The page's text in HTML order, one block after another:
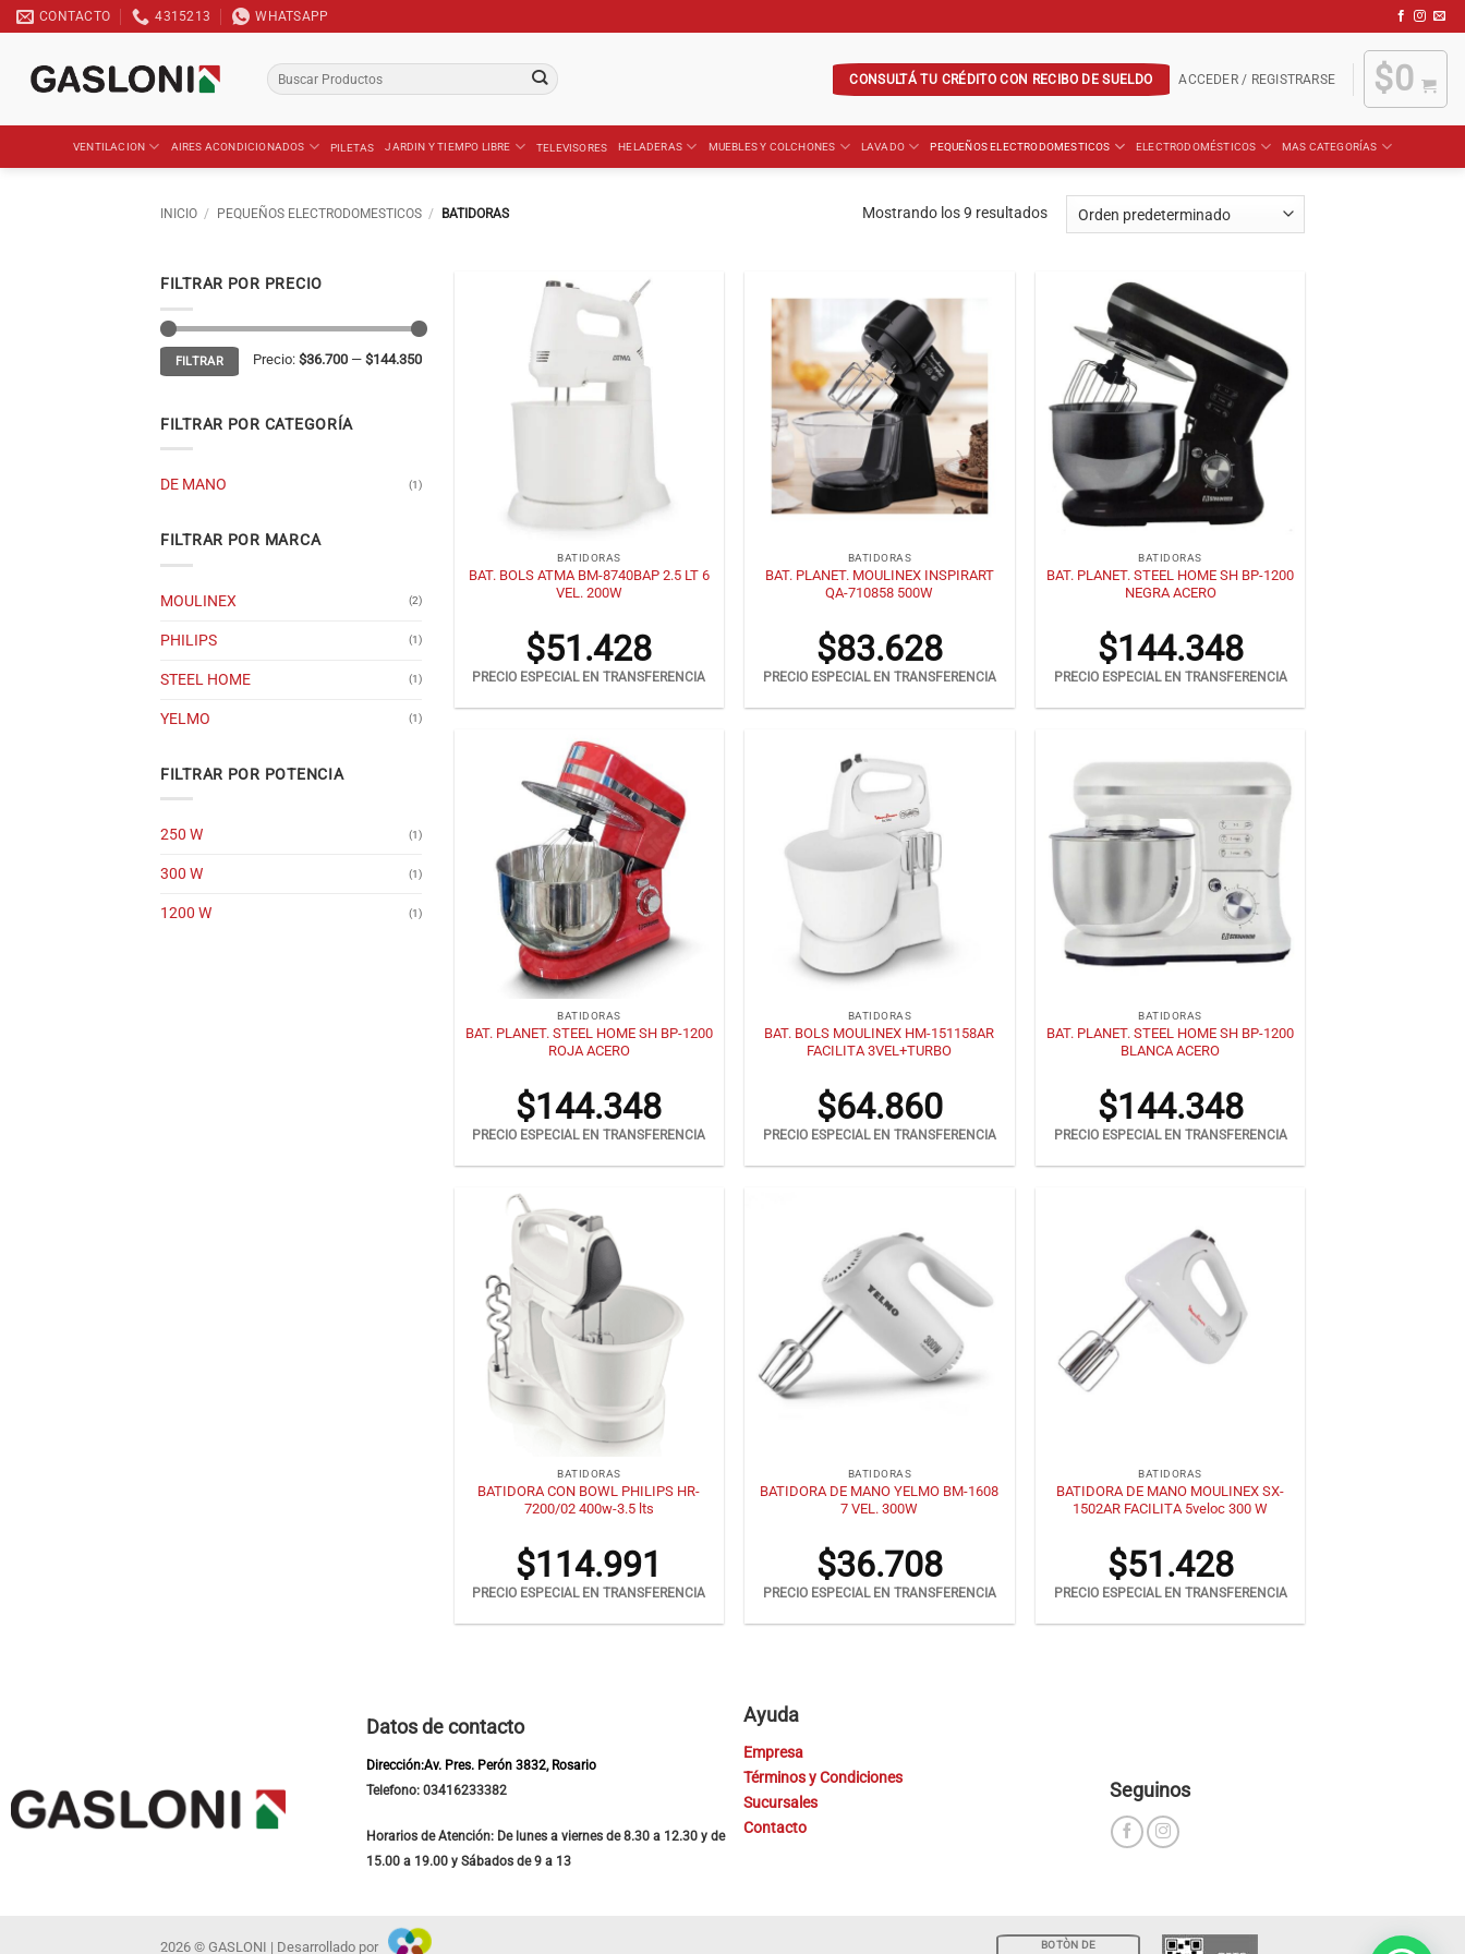
Saltar
al
contenido
CONTACTO 4315213 WHATSAPP
Buscar
por:
CONSULTÁ TU CRÉDITO CON RECIBO DE SUELDO ACCEDER / REGISTRARSE $0
VENTILACION AIRES ACONDICIONADOS PILETAS JARDIN Y TIEMPO LIBRE TELEVISORES HELADERAS MUEBLES Y COLCHONES LAVADO PEQUEÑOS ELECTRODOMESTICOS ELECTRODOMÉSTICOS MAS CATEGORÍAS
INICIO / PEQUEÑOS ELECTRODOMESTICOS / BATIDORAS Mostrando los 9 resultados
FILTRAR POR PRECIO
Precio
mínimo
Precio
máximo
FILTRAR Precio: $36.700 — $144.350
FILTRAR POR CATEGORÍA
DE MANO (1)
FILTRAR POR MARCA
MOULINEX (2)
PHILIPS (1)
STEEL HOME (1)
YELMO (1)
FILTRAR POR POTENCIA
250 W (1)
300 W (1)
1200 W (1)
BATIDORAS
BAT. BOLS ATMA BM-8740BAP 2.5 LT 6
VEL. 200W
$51.428
PRECIO ESPECIAL EN TRANSFERENCIA
BATIDORAS
BAT. PLANET. MOULINEX INSPIRART
QA-710858 500W
$83.628
PRECIO ESPECIAL EN TRANSFERENCIA
+
BATIDORAS
BAT. PLANET. STEEL HOME SH BP-1200
NEGRA ACERO
$144.348
PRECIO ESPECIAL EN TRANSFERENCIA
BATIDORAS
BAT. PLANET. STEEL HOME SH BP-1200
ROJA ACERO
$144.348
PRECIO ESPECIAL EN TRANSFERENCIA
BATIDORAS
BAT. BOLS MOULINEX HM-151158AR
FACILITA 3VEL+TURBO
$64.860
PRECIO ESPECIAL EN TRANSFERENCIA
BATIDORAS
BAT. PLANET. STEEL HOME SH BP-1200
BLANCA ACERO
$144.348
PRECIO ESPECIAL EN TRANSFERENCIA
BATIDORAS
BATIDORA CON BOWL PHILIPS HR-
7200/02 400w-3.5 lts
$114.991
PRECIO ESPECIAL EN TRANSFERENCIA
BATIDORAS
BATIDORA DE MANO YELMO BM-1608
7 VEL. 300W
$36.708
PRECIO ESPECIAL EN TRANSFERENCIA
BATIDORAS
BATIDORA DE MANO MOULINEX SX-
1502AR FACILITA 5veloc 300 W
$51.428
PRECIO ESPECIAL EN TRANSFERENCIA
Datos de contacto
Dirección:Av. Pres. Perón 3832, Rosario
Telefono: 03416233382
Horarios de Atención: De lunes a viernes de 8.30 a 12.30 y de
15.00 a 19.00 y Sábados de 9 a 13
Ayuda
Empresa
Términos y Condiciones
Sucursales
Contacto
Seguinos
BOTÒN DE
2026 © GASLONI | Desarrollado por